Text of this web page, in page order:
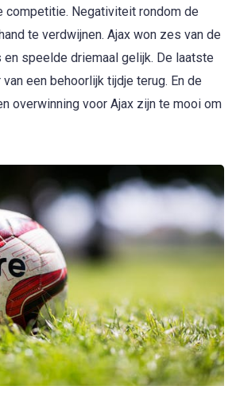
competitie. Negativiteit rondom de
te verdwijnen. Ajax won zes van de
speelde driemaal gelijk. De laatste
een behoorlijk tijdje terug. En de
overwinning voor Ajax zijn te mooi om